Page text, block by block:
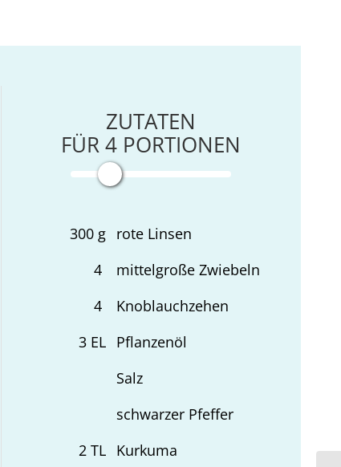
ZUTATEN
FÜR4 PORTIONEN
300g rote Linsen
4
mittelgroße Zwiebeln
4
Knoblauchzehen
3EL Pflanzenöl
Salz
schwarzer Pfeffer
2TL Kurkuma